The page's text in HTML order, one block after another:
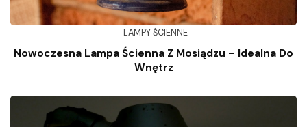
LAMPY ŚCIENNE
Nowoczesna Lampa Ścienna Z Mosiądzu – Idealna Do
Wnętrz